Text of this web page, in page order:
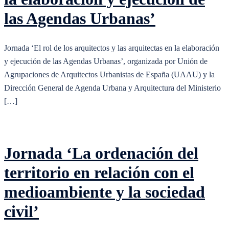
las Agendas Urbanas’
Jornada ‘El rol de los arquitectos y las arquitectas en la elaboración
y ejecución de las Agendas Urbanas’, organizada por Unión de
Agrupaciones de Arquitectos Urbanistas de España (UAAU) y la
Dirección General de Agenda Urbana y Arquitectura del Ministerio
[…]
Jornada ‘La ordenación del
territorio en relación con el
medioambiente y la sociedad
civil’